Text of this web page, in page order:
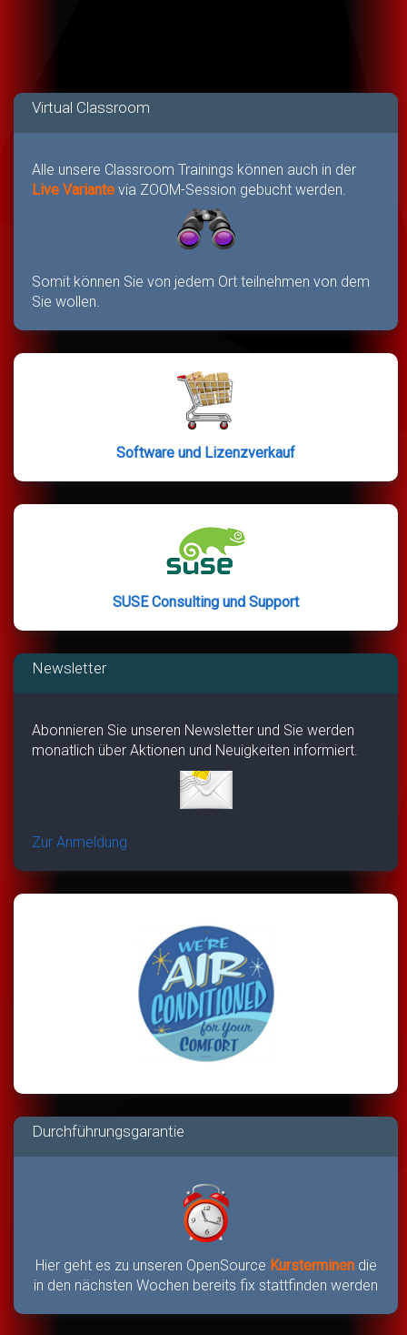
Virtual Classroom
Alle unsere Classroom Trainings können auch in der
Live Variante via ZOOM-Session gebucht werden.
Somit können Sie von jedem Ort teilnehmen von dem
Sie wollen.
Software und Lizenzverkauf
SUSE Consulting und Support
Newsletter
Abonnieren Sie unseren Newsletter und Sie werden
monatlich über Aktionen und Neuigkeiten informiert.
Zur Anmeldung
Durchführungsgarantie
Hier geht es zu unseren OpenSource Kursterminen die
in den nächsten Wochen bereits fix stattfinden werden